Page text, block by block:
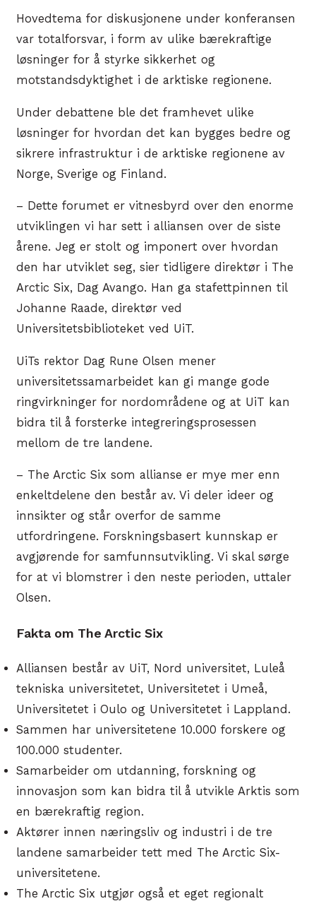
Hovedtema for diskusjonene under konferansen
var totalforsvar, i form av ulike bærekraftige
løsninger for å styrke sikkerhet og
motstandsdyktighet i de arktiske regionene.
Under debattene ble det framhevet ulike
løsninger for hvordan det kan bygges bedre og
sikrere infrastruktur i de arktiske regionene av
Norge, Sverige og Finland.
– Dette forumet er vitnesbyrd over den enorme
utviklingen vi har sett i alliansen over de siste
årene. Jeg er stolt og imponert over hvordan
den har utviklet seg, sier tidligere direktør i The
Arctic Six, Dag Avango. Han ga stafettpinnen til
Johanne Raade, direktør ved
Universitetsbiblioteket ved UiT.
UiTs rektor Dag Rune Olsen mener
universitetssamarbeidet kan gi mange gode
ringvirkninger for nordområdene og at UiT kan
bidra til å forsterke integreringsprosessen
mellom de tre landene.
– The Arctic Six som allianse er mye mer enn
enkeltdelene den består av. Vi deler ideer og
innsikter og står overfor de samme
utfordringene. Forskningsbasert kunnskap er
avgjørende for samfunnsutvikling. Vi skal sørge
for at vi blomstrer i den neste perioden, uttaler
Olsen.
Fakta om The Arctic Six
Alliansen består av UiT, Nord universitet, Luleå
tekniska universitetet, Universitetet i Umeå,
Universitetet i Oulo og Universitetet i Lappland.
Sammen har universitetene 10.000 forskere og
100.000 studenter.
Samarbeider om utdanning, forskning og
innovasjon som kan bidra til å utvikle Arktis som
en bærekraftig region.
Aktører innen næringsliv og industri i de tre
landene samarbeider tett med The Arctic Six-
universitetene.
The Arctic Six utgjør også et eget regionalt